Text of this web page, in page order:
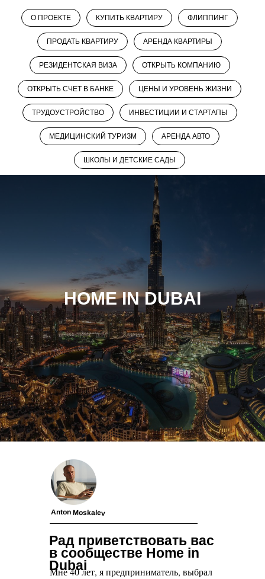
О ПРОЕКТЕ КУПИТЬ КВАРТИРУ ФЛИППИНГ
ПРОДАТЬ КВАРТИРУ АРЕНДА КВАРТИРЫ
РЕЗИДЕНТСКАЯ ВИЗА ОТКРЫТЬ КОМПАНИЮ
ОТКРЫТЬ СЧЕТ В БАНКЕ ЦЕНЫ И УРОВЕНЬ ЖИЗНИ
ТРУДОУСТРОЙСТВО ИНВЕСТИЦИИ И СТАРТАПЫ
МЕДИЦИНСКИЙ ТУРИЗМ АРЕНДА АВТО
ШКОЛЫ И ДЕТСКИЕ САДЫ
HOME IN DUBAI
Рад приветствовать вас
в сообществе Home in
Dubai
Мне 40 лет, я предприниматель, выбрал
Anton Moskalev